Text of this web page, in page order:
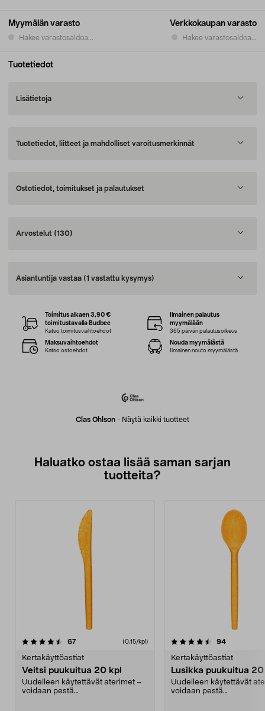
Myymälän varasto
Hakee varastosaldoa...
Verkkokaupan varasto
Hakee varastosaldoa...
Tuotetiedot
Lisätietoja
Tuotetiedot, liitteet ja mahdolliset varoitusmerkinnät
Ostotiedot, toimitukset ja palautukset
Arvostelut (130)
Asiantuntija vastaa (1 vastattu kysymys)
Clas Ohlson - Näytä kaikki tuotteet
Toimitus alkaen 3,90 €
toimitustavalla Budbee
Katso toimitusvaihtoehdot
Ilmainen palautus
myymälään
365 päivän palautusoikeus
Maksuvaihtoehdot
Katso ostoehdot
Nouda myymälästä
Ilmainen nouto myymälästä
Haluatko ostaa lisää saman sarjan
tuotteita?
67arvostelut (0,15/kpl)
Kertakäyttöastiat
Veitsi puukuitua 20 kpl
Uudelleen käytettävät aterimet –
voidaan pestä
4.5viidestä
94arvostelut
Kertakäyttöastiat
Lusikka puukuitua
Uudelleen käytettävät
voidaan pestä
4.5viidestä